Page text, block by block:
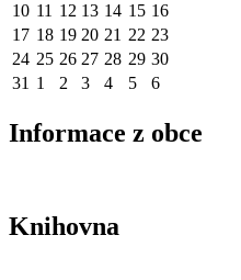
10 11 12 13 14 15 16
17 18 19 20 21 22 23
24 25 26 27 28 29 30
31 1 2 3 4 5 6
Informace z obce
Knihovna